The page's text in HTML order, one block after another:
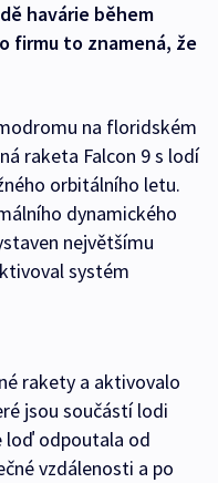
havárie během
firmu to znamená, že
na floridském
raketa Falcon 9 s lodí
orbitálního letu.
dynamického
největšímu
systém
rakety a aktivovalo
jsou součástí lodi
loď odpoutala od
vzdálenosti a po